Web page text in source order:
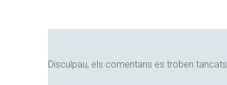
Disculpau, els comentaris es troben tancats